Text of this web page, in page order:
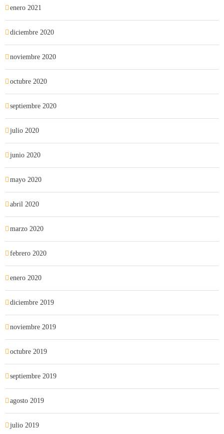
enero 2021
diciembre 2020
noviembre 2020
octubre 2020
septiembre 2020
julio 2020
junio 2020
mayo 2020
abril 2020
marzo 2020
febrero 2020
enero 2020
diciembre 2019
noviembre 2019
octubre 2019
septiembre 2019
agosto 2019
julio 2019